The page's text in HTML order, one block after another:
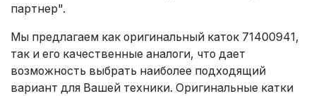
партнер".
Мы предлагаем как оригинальный каток 71400941,
так и его качественные аналоги, что дает
возможность выбрать наиболее подходящий
вариант для Вашей техники. Оригинальные катки